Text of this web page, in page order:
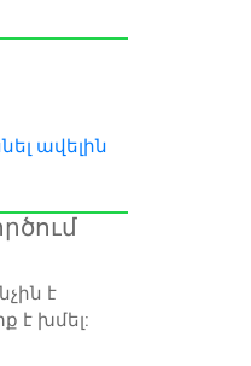
ավելին
է
է խմել: